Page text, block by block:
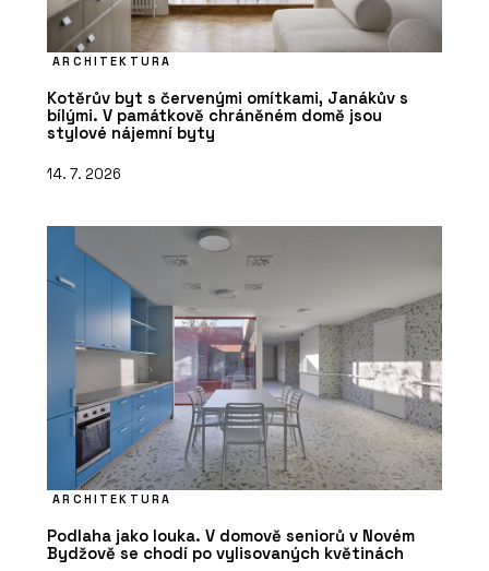
ARCHITEKTURA
Kotěrův byt s červenými omítkami, Janákův s
bílými. V památkově chráněném domě jsou
stylové nájemní byty
14. 7. 2026
ARCHITEKTURA
Podlaha jako louka. V domově seniorů v Novém
Bydžově se chodí po vylisovaných květinách